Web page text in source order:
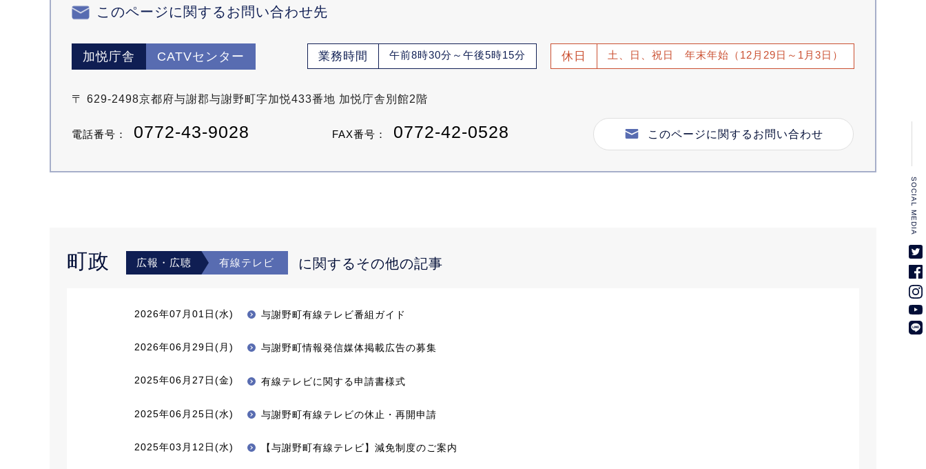
このページに関するお問い合わせ先
加悦庁舎 CATVセンター 業務時間 午前8時30分～午後5時15分 休日 土、日、祝日 年末年始（12月29日～1月3日）
〒 629-2498京都府与謝郡与謝野町字加悦433番地 加悦庁舎別館2階
電話番号： 0772-43-9028 FAX番号： 0772-42-0528 このページに関するお問い合わせ
町政 広報・広聴 有線テレビ に関するその他の記事
2026年07月01日(水) 与謝野町有線テレビ番組ガイド
2026年06月29日(月) 与謝野町情報発信媒体掲載広告の募集
2025年06月27日(金) 有線テレビに関する申請書様式
2025年06月25日(水) 与謝野町有線テレビの休止・再開申請
2025年03月12日(水) 【与謝野町有線テレビ】減免制度のご案内
SOCIAL MEDIA